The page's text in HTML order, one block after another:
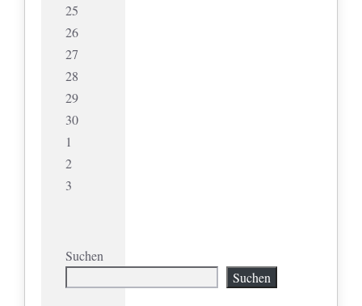
25
26
27
28
29
30
1
2
3
Suchen
Suchen